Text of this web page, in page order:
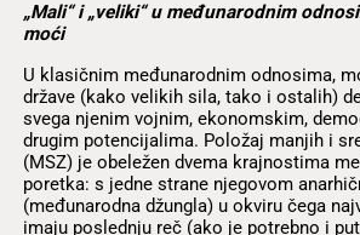
„Mali“ i „veliki“ u međunarodnim
moći
U klasičnim međunarodnim odnosima,
države (kako velikih sila, tako i ostalih)
svega njenim vojnim, ekonomskim,
drugim potencijalima. Položaj manjih i
(MSZ) je obeležen dvema krajnostima
poretka: s jedne strane njegovom
(međunarodna džungla) u okviru čega
imaju poslednju reč (ako je potrebno i